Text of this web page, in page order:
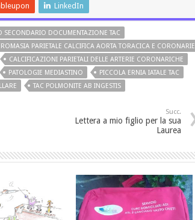
LinkedIn
SECONDARIO DOCUMENTAZIONE TAC
PARIETALE CALCIFICA AORTA TORACICA E CORONARIE
CALCIFICAZIONI PARIETALI DELLE ARTERIE CORONARICHE
PATOLOGIE MEDIASTINO
PICCOLA ERNIA IATALE TAC
TAC POLMONITE AB INGESTIS
Succ.
Lettera a mio figlio per la sua
Laurea